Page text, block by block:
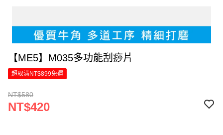
【ME5】M035多功能刮痧片
超取滿NT$899免運
NT$580
NT$420